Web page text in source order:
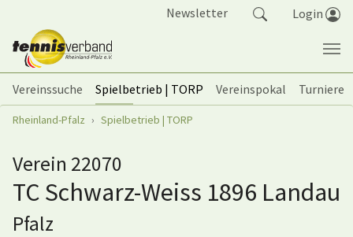
Newsletter Login
Vereinssuche Spielbetrieb | TORP Vereinspokal
Turniere
Sie sind hier:
Rheinland-Pfalz Spielbetrieb | TORP
Verein 22070
TC Schwarz-Weiss 1896 Landau
Pfalz